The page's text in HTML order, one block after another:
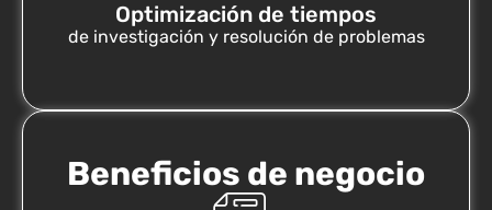
Optimización de tiempos
de investigación y resolución de problemas
Beneficios de negocio